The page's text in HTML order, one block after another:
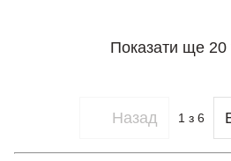
Показати ще 20
Назад 1з 6